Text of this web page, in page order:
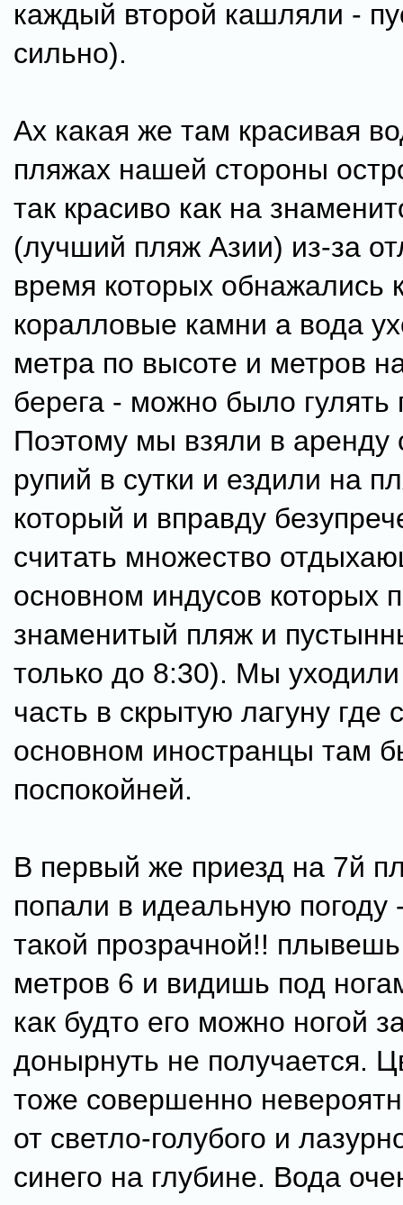
каждый второй кашляли -
сильно).
Ах какая же там красивая
пляжах нашей стороны
так красиво как на
(лучший пляж Азии) из-за
время которых обнажались
коралловые камни а вода
метра по высоте и метров
берега - можно было гулять
Поэтому мы взяли в аренду
рупий в сутки и ездили на
который и вправду
считать множество
основном индусов которых
знаменитый пляж и
только до 8:30). Мы
часть в скрытую лагуну где
основном иностранцы там
поспокойней.
В первый же приезд на 7й
попали в идеальную
такой прозрачной!!
метров 6 и видишь под
как будто его можно ногой
донырнуть не получается.
тоже совершенно
от светло-голубого и
синего на глубине. Вода